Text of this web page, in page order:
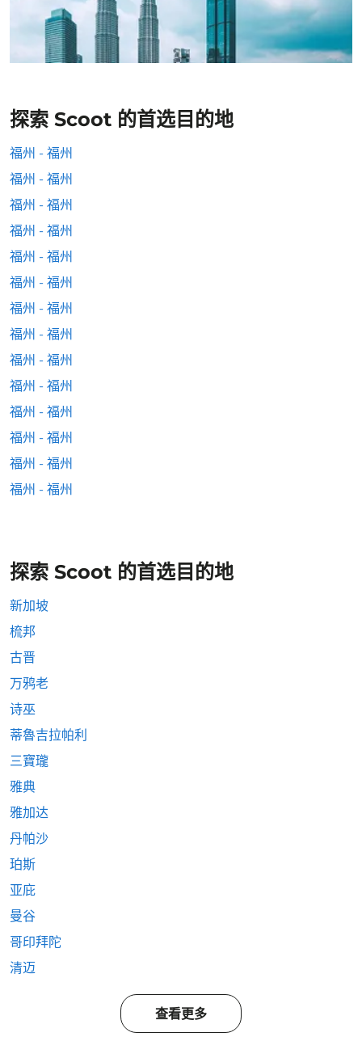
探索 Scoot 的首选目的地
福州 - 福州
福州 - 福州
福州 - 福州
福州 - 福州
福州 - 福州
福州 - 福州
福州 - 福州
福州 - 福州
福州 - 福州
福州 - 福州
福州 - 福州
福州 - 福州
福州 - 福州
福州 - 福州
探索 Scoot 的首选目的地
新加坡
梳邦
古晋
万鸦老
诗巫
蒂魯吉拉帕利
三寶瓏
雅典
雅加达
丹帕沙
珀斯
亚庇
曼谷
哥印拜陀
清迈
查看更多